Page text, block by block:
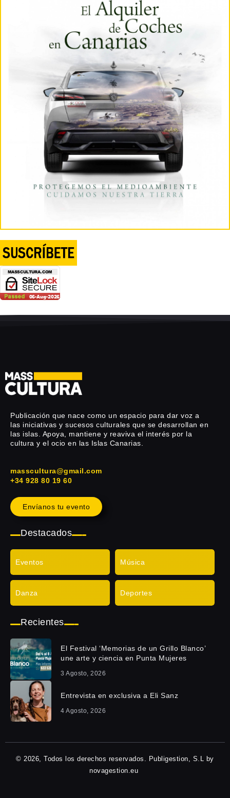
Publicación que nace como un espacio para dar voz a
las iniciativas y sucesos culturales que se desarrollan en
las islas. Apoya, mantiene y reaviva el interés por la
cultura y el ocio en las Islas Canarias.
masscultura@gmail.com
+34 928 80 19 60
Envíanos tu evento
Destacados
Eventos Música
Danza Deportes
Recientes
El Festival ‘Memorias de un Grillo Blanco’
une arte y ciencia en Punta Mujeres
3 Agosto, 2026
Entrevista en exclusiva a Eli Sanz
4 Agosto, 2026
© 2026, Todos los derechos reservados. Publigestion, S.L by
novagestion.eu